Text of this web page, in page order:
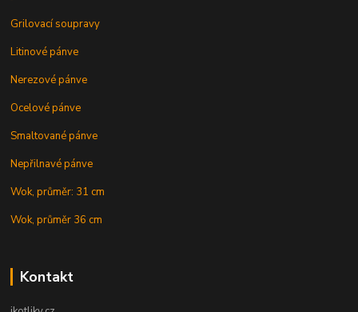
Grilovací soupravy
Litinové pánve
Nerezové pánve
Ocelové pánve
Smaltované pánve
Nepřilnavé pánve
Wok, průměr: 31 cm
Wok, průměr 36 cm
Kontakt